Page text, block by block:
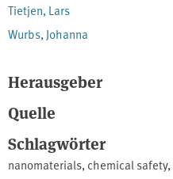
Tietjen, Lars
Wurbs, Johanna
Herausgeber
Quelle
Schlagwörter
nanomaterials,chemical safety,